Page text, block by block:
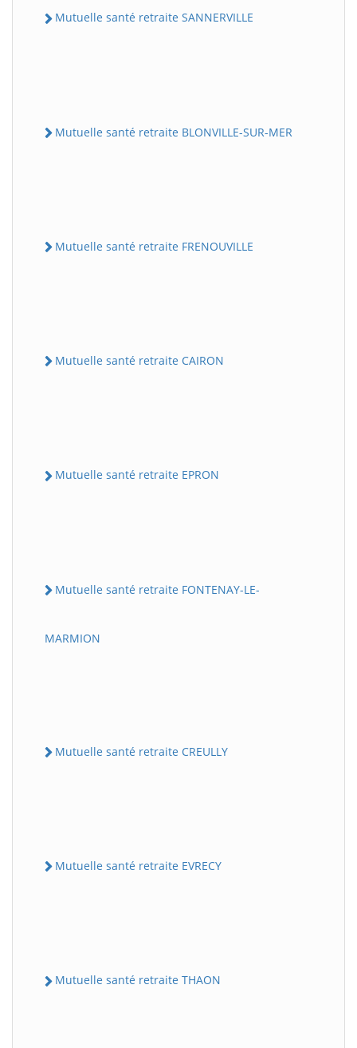
Mutuelle santé retraite SANNERVILLE
Mutuelle santé retraite BLONVILLE-SUR-MER
Mutuelle santé retraite FRENOUVILLE
Mutuelle santé retraite CAIRON
Mutuelle santé retraite EPRON
Mutuelle santé retraite FONTENAY-LE-
MARMION
Mutuelle santé retraite CREULLY
Mutuelle santé retraite EVRECY
Mutuelle santé retraite THAON